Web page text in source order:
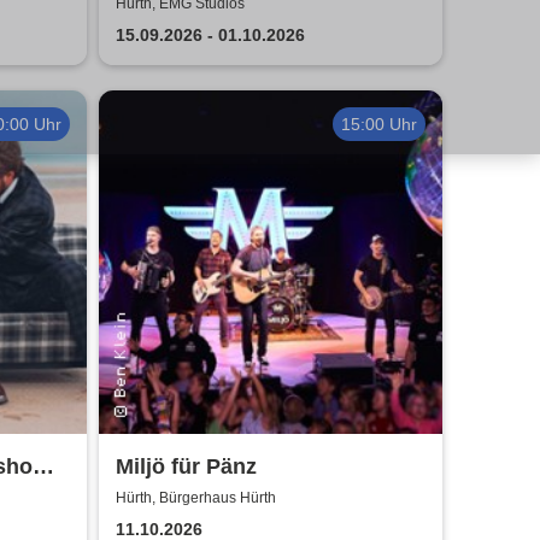
Hürth, EMG Studios
15.09.2026 - 01.10.2026
Uhr 15:00 Uhr
Miljö für Pänz
Hürth, Bürgerhaus Hürth
11.10.2026